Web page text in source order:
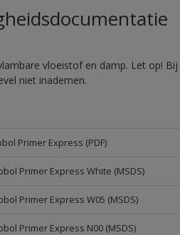
vloeistof en damp. Let op!
niet inademen.
Primer Express (PDF)
Primer Express White (MSDS)
Primer Express W05 (MSDS)
Primer Express N00 (MSDS)